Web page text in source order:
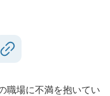
職場に不満を抱いてい